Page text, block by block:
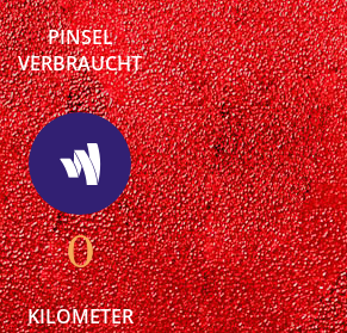
PINSEL
VERBRAUCHT
0
KILOMETER